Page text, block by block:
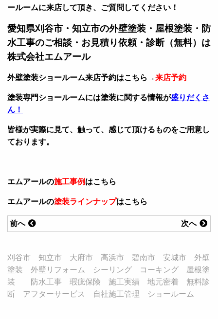
ールームに来店して頂き、ご質問してください！
愛知県刈谷市・知立市の外壁塗装・屋根塗装・防
水工事のご相談・お見積り依頼・診断（無料）は
株式会社エムアール
外壁塗装ショールーム来店予約はこちら→来店予約
塗装専門ショールームには塗装に関する情報が盛りだくさ
ん！
皆様が実際に見て、触って、感じて頂けるものをご用意し
ております。
エムアールの施工事例 はこちら
エムアールの塗装ラインナップはこちら
次へ
前へ
刈谷市 知立市 大府市 高浜市 碧南市 安城市 外壁
塗装 外壁リフォーム シーリング コーキング 屋根塗
装 防水工事 瑕疵保険 施工実績 地元密着 無料診
断 アフターサービス 自社施工管理 ショールーム